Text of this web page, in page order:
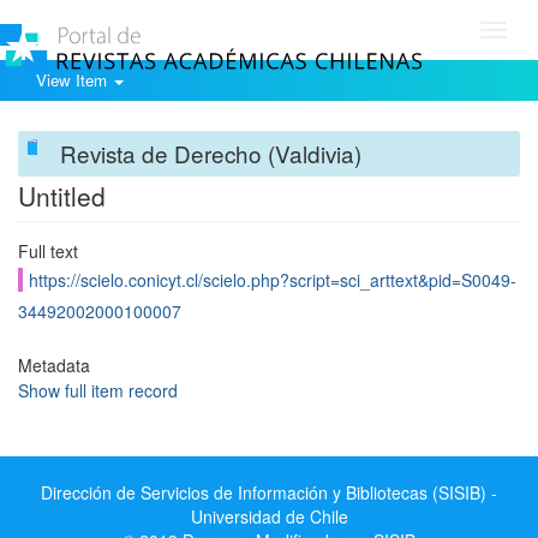
View Item
Revista de Derecho (Valdivia)
Untitled
Full text
https://scielo.conicyt.cl/scielo.php?script=sci_arttext&pid=S0049-
34492002000100007
Metadata
Show full item record
Dirección de Servicios de Información y Bibliotecas (SISIB) -
Universidad de Chile